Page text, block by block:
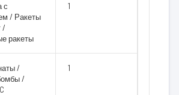
с
/ Ракеты
/
ракеты
1
/
/
1